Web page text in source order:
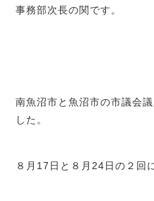
事務部次長の関です。
南魚沼市と魚沼市の市議会
した。
８月17日と８月24日の２回